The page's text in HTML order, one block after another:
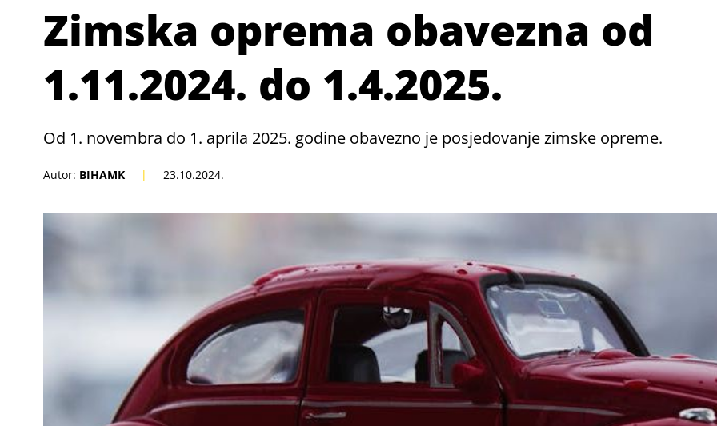
Zimska oprema obavezna od
1.11.2024. do 1.4.2025.
Od 1. novembra do 1. aprila 2025. godine obavezno je posjedovanje zimske opreme.
Autor: BIHAMK | 23.10.2024.